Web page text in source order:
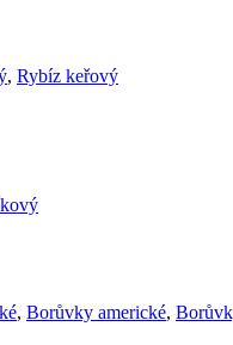
, Rybíz keřový
, Borůvky americké,